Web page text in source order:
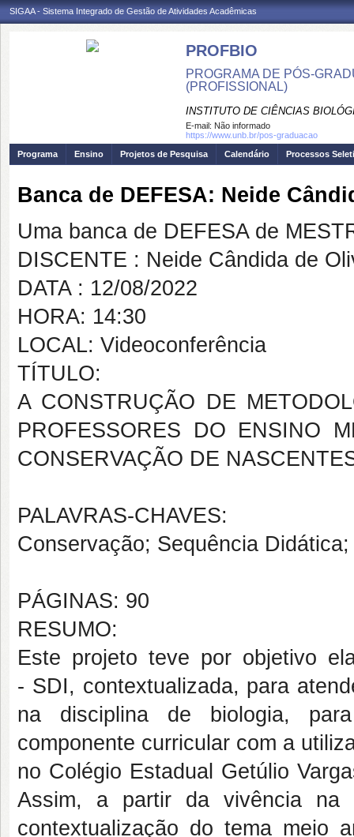
SIGAA - Sistema Integrado de Gestão de Atividades Acadêmicas
PROFBIO
PROGRAMA DE PÓS-
(PROFISSIONAL)
INSTITUTO DE CIÊNCIAS
E-mail: Não informado
https://www.unb.br/pos-graduacao
Programa
Ensino Projetos de Pesquisa Calendário Processos
Banca de DEFESA: Neide
Uma banca de DEFESA de
DISCENTE : Neide Cândida de
DATA : 12/08/2022
HORA: 14:30
LOCAL: Videoconferência
TÍTULO:
A CONSTRUÇÃO DE
PROFESSORES DO ENSINO
CONSERVAÇÃO DE
PALAVRAS-CHAVES:
Conservação; Sequência
PÁGINAS: 90
RESUMO:
Este projeto teve por objetivo
- SDI, contextualizada, para
na disciplina de biologia,
componente curricular com a
no Colégio Estadual Getúlio
Assim, a partir da vivência na
contextualização do tema meio